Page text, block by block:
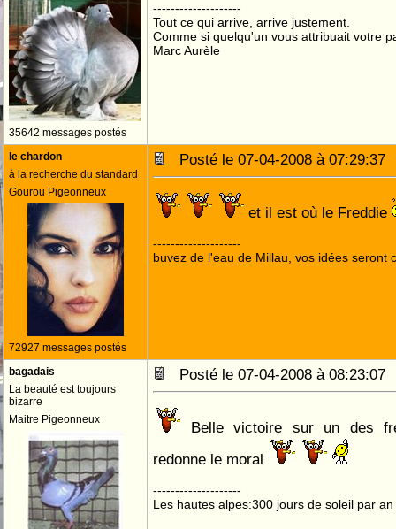
35642 messages postés
--------------------
Tout ce qui arrive, arrive justement.
Comme si quelqu'un vous attribuait votre
Marc Aurèle
le chardon
à la recherche du standard
Gourou Pigeonneux
72927 messages postés
Posté le 07-04-2008 à
et il est où le Freddie
--------------------
buvez de l'eau de Millau, vos idées seront
bagadais
La beauté est toujours
bizarre
Maitre Pigeonneux
Posté le 07-04-2008 à
Belle victoire sur un des
redonne le moral
--------------------
Les hautes alpes:300 jours de soleil par an